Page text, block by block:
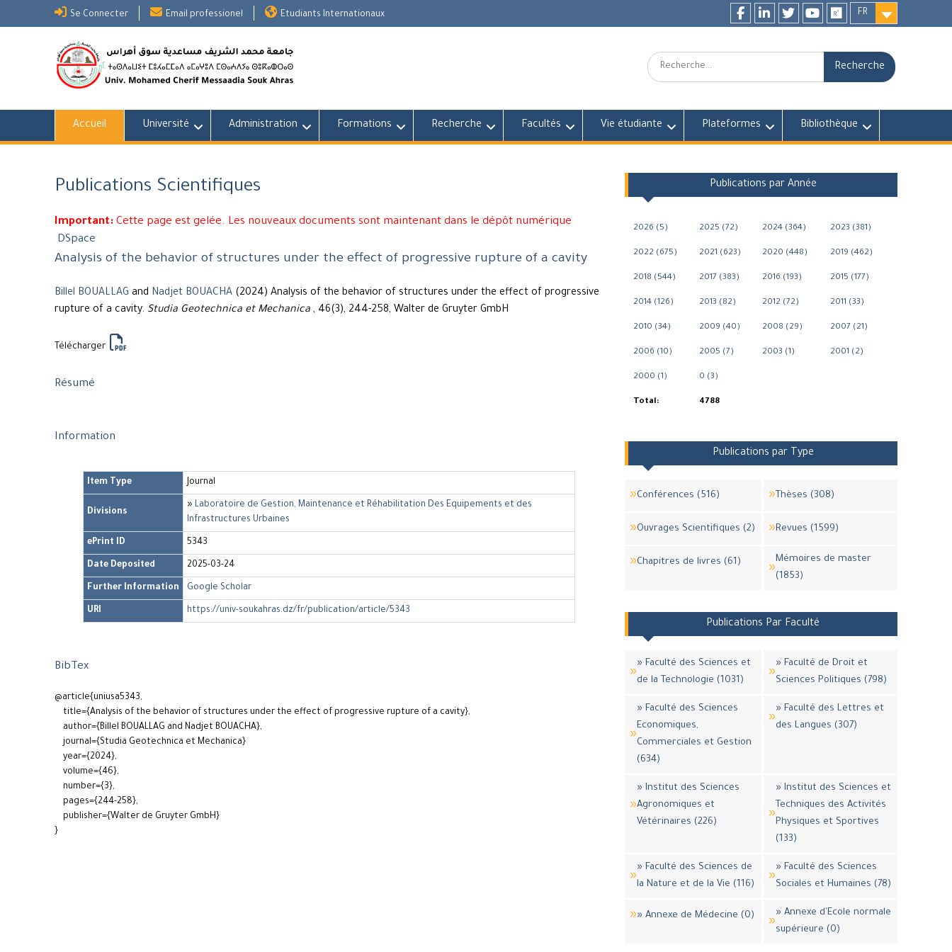
Se Connecter Email professionel Etudiants Internationaux
FR
Recherche:
Accueil Université Administration Formations Recherche Facultés Vie étudiante Plateformes Bibliothèque
Publications Scientifiques
Important: Cette page est gelée. Les nouveaux documents sont maintenant dans le dépôt numérique
DSpace
Analysis of the behavior of structures under the effect of progressive rupture of a cavity
Billel BOUALLAG and Nadjet BOUACHA (2024) Analysis of the behavior of structures under the effect of progressive
rupture of a cavity. Studia Geotechnica et Mechanica , 46(3), 244-258, Walter de Gruyter GmbH
Télécharger
Résumé
Information
Item Type Journal
Divisions
» Laboratoire de Gestion, Maintenance et Réhabilitation Des Equipements et des
Infrastructures Urbaines
ePrint ID 5343
Date Deposited 2025-03-24
Further Information Google Scholar
URI https://univ-soukahras.dz/fr/publication/article/5343
BibTex
@article{uniusa5343,
title={Analysis of the behavior of structures under the effect of progressive rupture of a cavity},
author={Billel BOUALLAG and Nadjet BOUACHA},
journal={Studia Geotechnica et Mechanica}
year={2024},
volume={46},
number={3},
pages={244-258},
publisher={Walter de Gruyter GmbH}
}
Publications par Année
2026 (5) 2025 (72) 2024 (364) 2023 (381)
2022 (675) 2021 (623) 2020 (448) 2019 (462)
2018 (544) 2017 (383) 2016 (193) 2015 (177)
2014 (126) 2013 (82) 2012 (72) 2011 (33)
2010 (34) 2009 (40) 2008 (29) 2007 (21)
2006 (10) 2005 (7) 2003 (1) 2001 (2)
2000 (1) 0 (3)
Total: 4788
Publications par Type
Conférences (516) Thèses (308)
Ouvrages Scientifiques (2) Revues (1599)
Chapitres de livres (61)
Mémoires de master
(1853)
Publications Par Faculté
» Faculté des Sciences et
de la Technologie (1031)
» Faculté de Droit et
Sciences Politiques (798)
» Faculté des Sciences
Economiques,
Commerciales et Gestion
(634)
» Faculté des Lettres et
des Langues (307)
» Institut des Sciences
Agronomiques et
Vétérinaires (226)
» Institut des Sciences et
Techniques des Activités
Physiques et Sportives
(133)
» Faculté des Sciences de
la Nature et de la Vie (116)
» Faculté des Sciences
Sociales et Humaines (78)
» Annexe de Médecine (0)
» Annexe d'Ecole normale
supérieure (0)